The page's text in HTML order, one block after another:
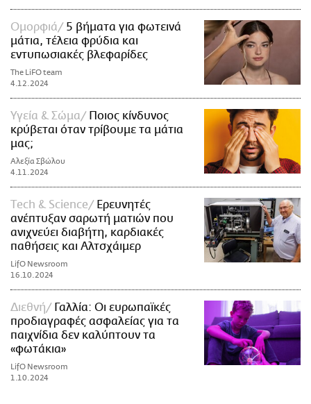
Ομορφιά
5 βήματα για φωτεινά
μάτια, τέλεια φρύδια και
εντυπωσιακές βλεφαρίδες
The LiFO team
4.12.2024
Υγεία & Σώμα
Ποιος κίνδυνος
κρύβεται όταν τρίβουμε τα μάτια
μας;
Αλεξία Σβώλου
4.11.2024
Τech & Science
Ερευνητές
ανέπτυξαν σαρωτή ματιών που
ανιχνεύει διαβήτη, καρδιακές
παθήσεις και Αλτσχάιμερ
LifO Newsroom
16.10.2024
Διεθνή
Γαλλία: Οι ευρωπαϊκές
προδιαγραφές ασφαλείας για τα
παιχνίδια δεν καλύπτουν τα
«φωτάκια»
LifO Newsroom
1.10.2024